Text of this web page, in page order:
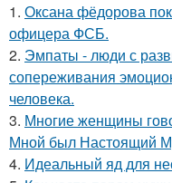
1. Оксана фёдорова
офицера ФСБ.
2. Эмпаты - люди с
сопереживания
человека.
3. Многие женщины
Мной был Настоящий
4. Идеальный яд для